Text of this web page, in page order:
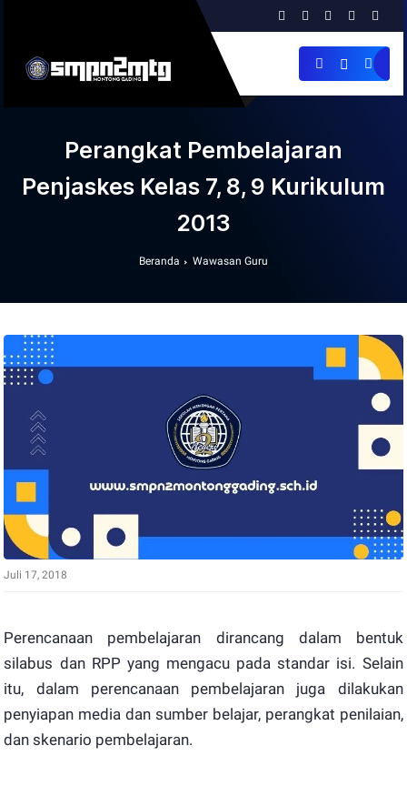
Perangkat Pembelajaran
Penjaskes Kelas 7, 8, 9 Kurikulum
2013
Beranda Wawasan Guru
Juli 17, 2018
Perencanaan pembelajaran dirancang dalam bentuk
silabus dan RPP yang mengacu pada standar isi. Selain
itu, dalam perencanaan pembelajaran juga dilakukan
penyiapan media dan sumber belajar, perangkat penilaian,
dan skenario pembelajaran.